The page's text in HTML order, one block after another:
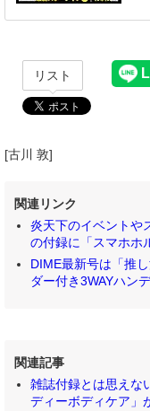
リスト
[古川 敦]
関連リンク
炎天下のイベントや
の付録に「スマホホ
DIME最新号は「推
ダー付き3WAYハン
関連記事
雑誌付録とは思えな
ディーボディケア」